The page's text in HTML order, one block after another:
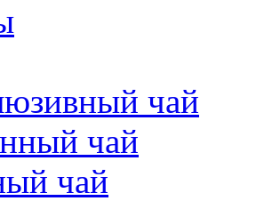
чай
чай
чай